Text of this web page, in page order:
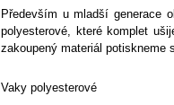
Především u mladší generace
polyesterové, které komplet
zakoupený materiál potiskneme
Vaky polyesterové